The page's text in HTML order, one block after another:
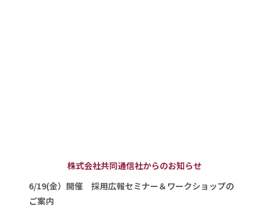
株式会社共同通信社からのお知らせ
6/19(金）開催 採用広報セミナー＆ワークショップの
ご案内